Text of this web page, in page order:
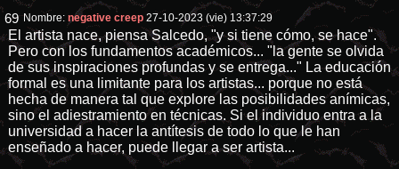
69 Nombre:negative creep 27-10-2023 (vie) 13:37:29
El artista nace, piensa Salcedo, "y si tiene cómo, se hace".
Pero con los fundamentos académicos... "la gente se olvida
de sus inspiraciones profundas y se entrega..." La educación
formal es una limitante para los artistas... porque no está
hecha de manera tal que explore las posibilidades anímicas,
sino el adiestramiento en técnicas. Si el individuo entra a la
universidad a hacer la antítesis de todo lo que le han
enseñado a hacer, puede llegar a ser artista...